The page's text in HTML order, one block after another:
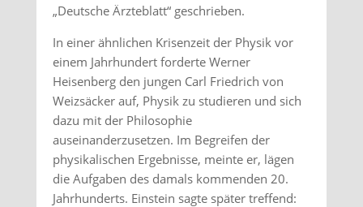
„Deutsche Ärzteblatt“ geschrieben.
In einer ähnlichen Krisenzeit der Physik vor
einem Jahrhundert forderte Werner
Heisenberg den jungen Carl Friedrich von
Weizsäcker auf, Physik zu studieren und sich
dazu mit der Philosophie
auseinanderzusetzen. Im Begreifen der
physikalischen Ergebnisse, meinte er, lägen
die Aufgaben des damals kommenden 20.
Jahrhunderts. Einstein sagte später treffend: